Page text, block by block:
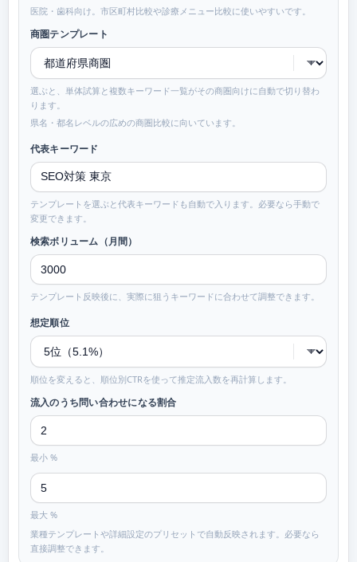
医院・歯科向け。市区町村比較や診療メニュー比較に使いやすいです。
商圏テンプレート
選ぶと、単体試算と複数キーワード一覧がその商圏向けに自動で切り替わ
ります。
県名・都名レベルの広めの商圏比較に向いています。
代表キーワード
テンプレートを選ぶと代表キーワードも自動で入ります。必要なら手動で
変更できます。
検索ボリューム（月間）
テンプレート反映後に、実際に狙うキーワードに合わせて調整できます。
想定順位
順位を変えると、順位別CTRを使って推定流入数を再計算します。
流入のうち問い合わせになる割合
問い合わせ率の最小値（パーセント）
最小 %
問い合わせ率の最大値（パーセント）
最大 %
業種テンプレートや詳細設定のプリセットで自動反映されます。必要なら
直接調整できます。